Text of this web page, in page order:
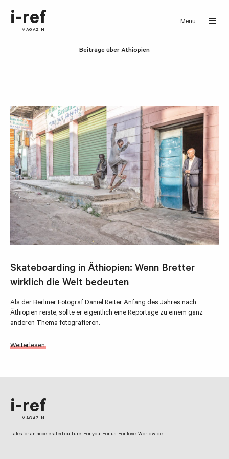
i-ref
MAGAZIN
Menü
Beiträge über Äthiopien
Skateboarding in Äthiopien: Wenn Bretter
wirklich die Welt bedeuten
Als der Berliner Fotograf Daniel Reiter Anfang des Jahres nach
Äthiopien reiste, sollte er eigentlich eine Reportage zu einem ganz
anderen Thema fotografieren.
Weiterlesen
i-ref
MAGAZIN
Tales for an accelerated culture. For you. For us. For love. Worldwide.